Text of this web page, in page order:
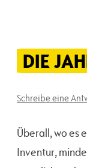
DIE
Schreibe eine
Überall, wo es
Inventur,